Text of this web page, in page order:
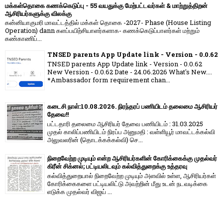
மக்கள்தொகை கணக்கெடுப்பு - 55 வயதுக்கு மேற்பட்டவர்கள் & மாற்றுத்திறன்
ஆசிரியர்களுக்கு விலக்கு
கன்னியாகுமரி மாவட்டத்தில் மக்கள் தொகை -2027- Phase (House Listing
Operation) dann களப்பயிற்சியாளர்களாக- கணக்கெடுப்பாளர்கள் மற்றும்
கண்காணிப்...
TNSED parents App Update link - Version - 0.0.62
TNSED parents App Update link - Version - 0.0.62
New Version - 0.0.62 Date - 24.06.2026 What's New....
*Ambassador form requirement chan...
கடைசி நாள்:10.08.2026. நிரந்தரப் பணியிடம் தலைமை ஆசிரியர்
தேவை!!
பட்டதாரி தலைமை ஆசிரியர் தேவை பணியிடம் : 31.03.2025
முதல் காலிப்பணியிடம் நிரப்ப அனுமதி : வள்ளியூர் மாவட்டக்கல்வி
அலுவலரின் (தொடக்கக்கல்வி) செ...
நிறைவேற்ற முடியும் என்ற ஆசிரியர்களின் கோரிக்கைக்கு முதல்வர்
கிரீன் சிக்னல்; பட்டியலிடவும் கல்வித்துறைக்கு உத்தரவு
கல்வித்துறையால் நிறைவேற்ற முடியும் அளவில் உள்ள, ஆசிரியர்கள்
கோரிக்கைகளை பட்டியலிட்டு அவற்றின் மீது உடன் நடவடிக்கை
எடுக்க முதல்வர் விஜய் ...